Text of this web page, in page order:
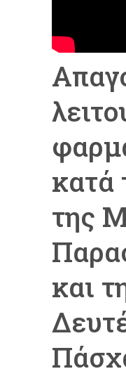
κατά
της
και